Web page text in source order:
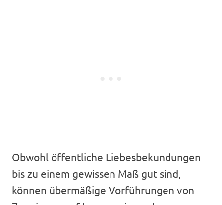
Obwohl öffentliche Liebesbekundungen
bis zu einem gewissen Maß gut sind,
können übermäßige Vorführungen von